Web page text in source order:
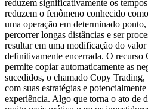
reduzem significativamente os
reduzem o fenômeno conhecido
uma operação em determinado
percorrer longas distâncias e ser
resultar em uma modificação do
definitivamente encerrada. O recurso
permite copiar automaticamente as
sucedidos, o chamado Copy
com suas estratégias e
experiência. Algo que torna o ato de